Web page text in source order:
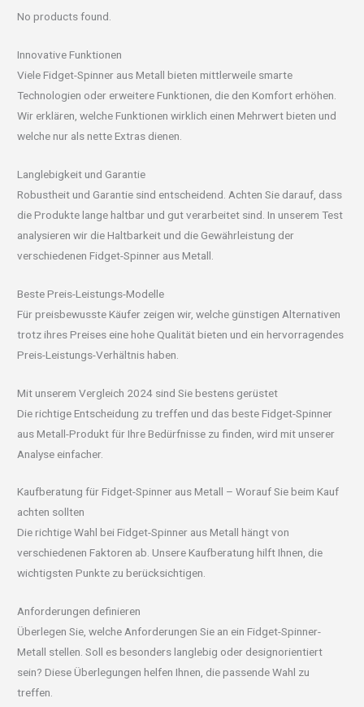
No products found.
Innovative Funktionen
Viele Fidget-Spinner aus Metall bieten mittlerweile smarte
Technologien oder erweitere Funktionen, die den Komfort erhöhen.
Wir erklären, welche Funktionen wirklich einen Mehrwert bieten und
welche nur als nette Extras dienen.
Langlebigkeit und Garantie
Robustheit und Garantie sind entscheidend. Achten Sie darauf, dass
die Produkte lange haltbar und gut verarbeitet sind. In unserem Test
analysieren wir die Haltbarkeit und die Gewährleistung der
verschiedenen Fidget-Spinner aus Metall.
Beste Preis-Leistungs-Modelle
Für preisbewusste Käufer zeigen wir, welche günstigen Alternativen
trotz ihres Preises eine hohe Qualität bieten und ein hervorragendes
Preis-Leistungs-Verhältnis haben.
Mit unserem Vergleich 2024 sind Sie bestens gerüstet
Die richtige Entscheidung zu treffen und das beste Fidget-Spinner
aus Metall-Produkt für Ihre Bedürfnisse zu finden, wird mit unserer
Analyse einfacher.
Kaufberatung für Fidget-Spinner aus Metall – Worauf Sie beim Kauf
achten sollten
Die richtige Wahl bei Fidget-Spinner aus Metall hängt von
verschiedenen Faktoren ab. Unsere Kaufberatung hilft Ihnen, die
wichtigsten Punkte zu berücksichtigen.
Anforderungen definieren
Überlegen Sie, welche Anforderungen Sie an ein Fidget-Spinner-
Metall stellen. Soll es besonders langlebig oder designorientiert
sein? Diese Überlegungen helfen Ihnen, die passende Wahl zu
treffen.